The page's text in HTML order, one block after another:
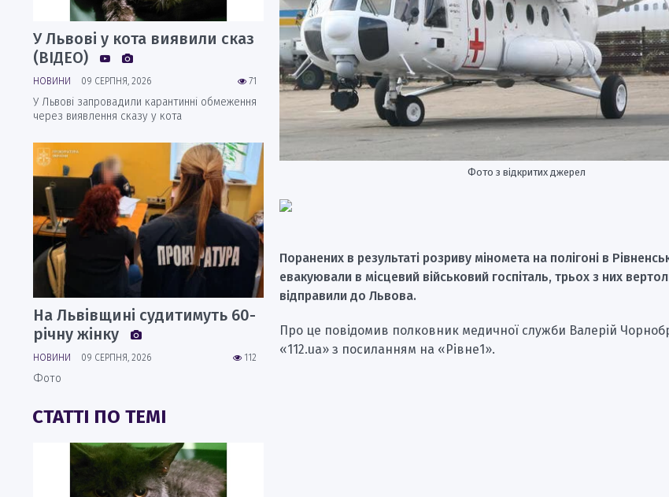
Фото з відкритих джерел
Поранених в результаті розриву міномета на полігоні в
евакуювали в місцевий військовий госпіталь, трьох з них
відправили до Львова.
Про це повідомив полковник медичної служби Валерій
«112.ua» з посиланням на «Рівне1».
У Львові у кота виявили сказ
(ВІДЕО)
71
НОВИНИ 09 СЕРПНЯ, 2026
У Львові запровадили карантинні обмеження
через виявлення сказу у кота
На Львівщині судитимуть 60-
річну жінку
112
НОВИНИ 09 СЕРПНЯ, 2026
Фото
СТАТТІ ПО ТЕМІ